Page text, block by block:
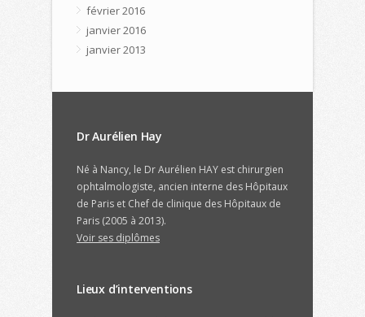
février 2016
janvier 2016
janvier 2013
Dr Aurélien Hay
Né à Nancy, le Dr Aurélien HAY est chirurgien
ophtalmologiste, ancien interne des Hôpitaux
de Paris et Chef de clinique des Hôpitaux de
Paris (2005 à 2013).
Voir ses diplômes
Lieux d’interventions